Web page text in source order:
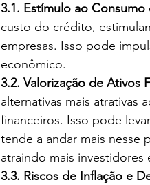
3.1. Estímulo ao
custo do crédito,
empresas. Isso pode
econômico.
3.2. Valorização de Ativos
alternativas mais atrativas
financeiros. Isso pode
tende a andar mais nesse
atraindo mais
3.3. Riscos de Inflação e